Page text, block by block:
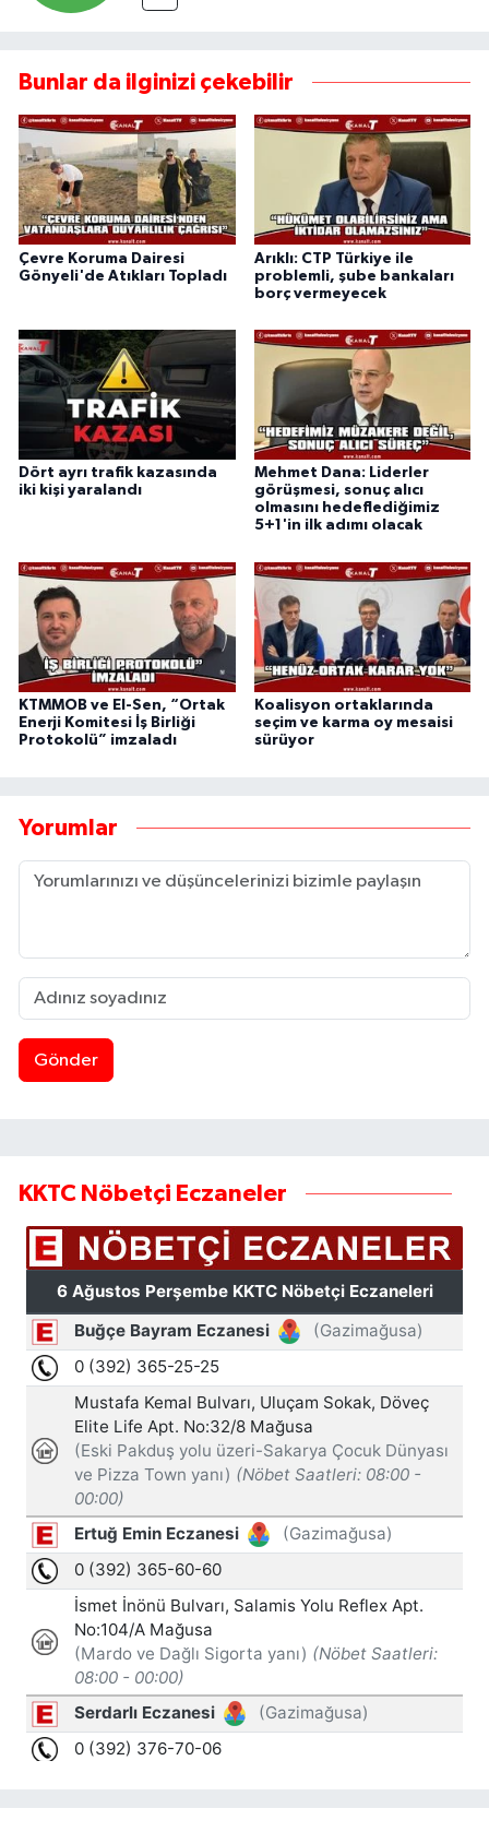
Bunlar da ilginizi çekebilir
Çevre Koruma Dairesi
Gönyeli'de Atıkları Topladı
Arıklı: CTP Türkiye ile
problemli, şube bankaları
borç vermeyecek
Dört ayrı trafik kazasında
iki kişi yaralandı
Mehmet Dana: Liderler
görüşmesi, sonuç alıcı
olmasını hedeflediğimiz
5+1'in ilk adımı olacak
KTMMOB ve El-Sen, “Ortak
Enerji Komitesi İş Birliği
Protokolü” imzaladı
Koalisyon ortaklarında
seçim ve karma oy mesaisi
sürüyor
Yorumlar
Gönder
KKTC Nöbetçi Eczaneler